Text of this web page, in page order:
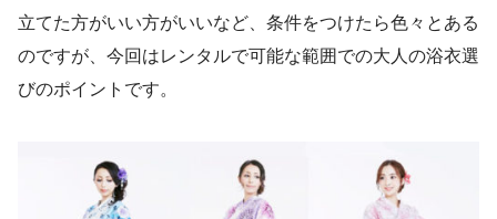
立てた方がいい方がいいなど、条件をつけたら色々とある
のですが、今回はレンタルで可能な範囲での大人の浴衣選
びのポイントです。